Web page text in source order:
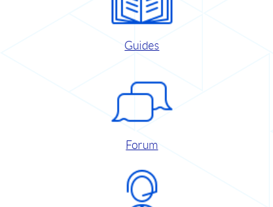
Guides
Forum